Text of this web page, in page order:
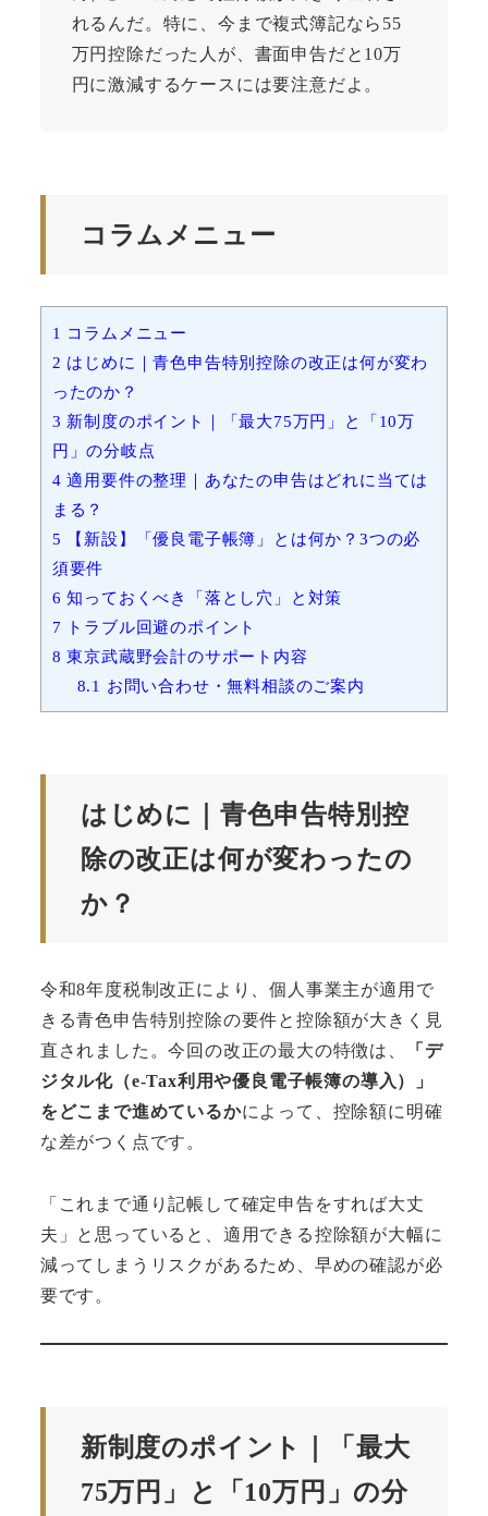
れるんだ。特に、今まで複式簿記なら55
万円控除だった人が、書面申告だと10万
円に激減するケースには要注意だよ。
コラムメニュー
1 コラムメニュー
2 はじめに｜青色申告特別控除の改正は何が変わ
ったのか？
3 新制度のポイント｜「最大75万円」と「10万
円」の分岐点
4 適用要件の整理｜あなたの申告はどれに当ては
まる？
5 【新設】「優良電子帳簿」とは何か？3つの必
須要件
6 知っておくべき「落とし穴」と対策
7 トラブル回避のポイント
8 東京武蔵野会計のサポート内容
8.1 お問い合わせ・無料相談のご案内
はじめに｜ 青色申告特別控
除の改正は何が変わったの
か？
令和8年度税制改正により、個人事業主が適用で
きる青色申告特別控除の要件と控除額が大きく見
直されました。今回の改正の最大の特徴は、
「デ
ジタル化（e-Tax利用や優良電子帳簿の導入）」
をどこまで進めているかによって、控除額に明確
な差がつく点です。
「これまで通り記帳して確定申告をすれば大丈
夫」と思っていると、適用できる控除額が大幅に
減ってしまうリスクがあるため、早めの確認が必
要です。
新制度のポイント｜「最大
75万円」と「10万円」の分